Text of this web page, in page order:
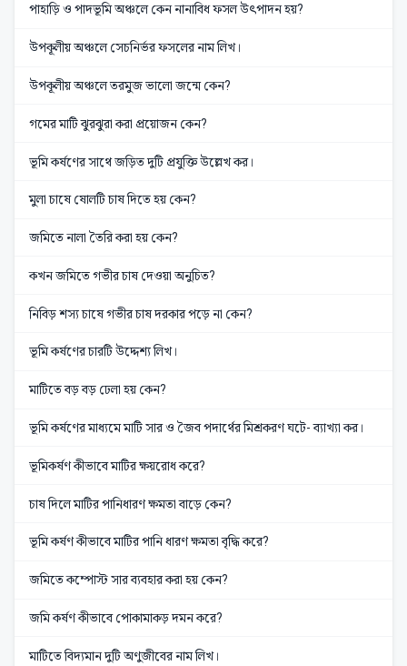
পাহাড়ি ও পাদভূমি অঞ্চলে কেন নানাবিধ ফসল উৎপাদন হয়?
উপকূলীয় অঞ্চলে সেচনির্ভর ফসলের নাম লিখ।
উপকূলীয় অঞ্চলে তরমুজ ভালো জন্মে কেন?
গমের মাটি ঝুরঝুরা করা প্রয়োজন কেন?
ভূমি কর্ষণের সাথে জড়িত দুটি প্রযুক্তি উল্লেখ কর।
মুলা চাষে ষোলটি চাষ দিতে হয় কেন?
জমিতে নালা তৈরি করা হয় কেন?
কখন জমিতে গভীর চাষ দেওয়া অনুচিত?
নিবিড় শস্য চাষে গভীর চাষ দরকার পড়ে না কেন?
ভূমি কর্ষণের চারটি উদ্দেশ্য লিখ।
মাটিতে বড় বড় ঢেলা হয় কেন?
ভূমি কর্ষণের মাধ্যমে মাটি সার ও জৈব পদার্থের মিশ্রকরণ ঘটে- ব্যাখ্যা কর।
ভূমিকর্ষণ কীভাবে মাটির ক্ষয়রোধ করে?
চাষ দিলে মাটির পানিধারণ ক্ষমতা বাড়ে কেন?
ভূমি কর্ষণ কীভাবে মাটির পানি ধারণ ক্ষমতা বৃদ্ধি করে?
জমিতে কম্পোস্ট সার ব্যবহার করা হয় কেন?
জমি কর্ষণ কীভাবে পোকামাকড় দমন করে?
মাটিতে বিদ্যমান দুটি অণুজীবের নাম লিখ।